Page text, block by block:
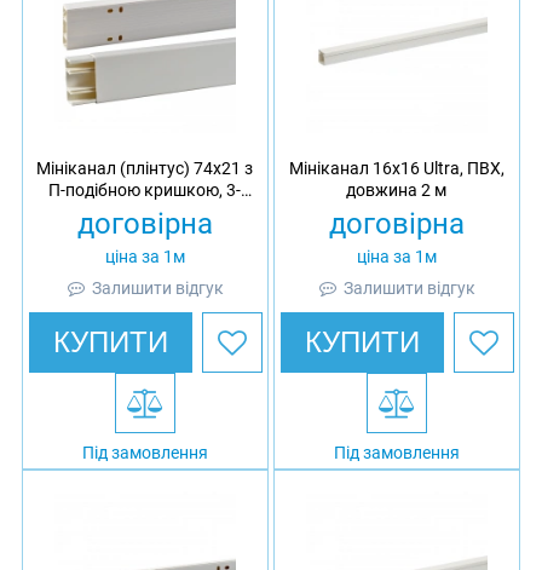
Мініканал (плінтус) 74x21 з
П-подібною кришкою, 3-
секц. Ultra, ПВХ, довжина 2
м
договірна
ціна за 1м
Залишити відгук
КУПИТИ
Під замовлення
Мініканал 16х16 Ultra, ПВХ,
довжина 2 м
договірна
ціна за 1м
Залишити відгук
КУПИТИ
Під замовлення